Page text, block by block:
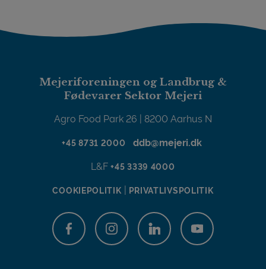
Mejeriforeningen og Landbrug &
Fødevarer Sektor Mejeri
Agro Food Park 26 | 8200 Aarhus N
+45 8731 2000 ddb@mejeri.dk
L&F+45 3339 4000
COOKIEPOLITIK PRIVATLIVSPOLITIK